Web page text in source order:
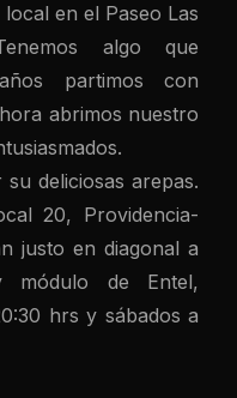
en el Paseo Las
algo que
partimos con
abrimos nuestro
deliciosas arepas.
20, Providencia-
justo en diagonal a
módulo de Entel,
hrs y sábados a